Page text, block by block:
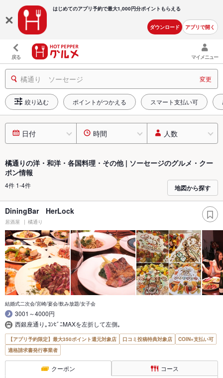
はじめてのアプリ予約で最大1,000円分ポイントもらえる
ダウンロード アプリで開く
戻る マイメニュー
橘通り ソーセージ 変更
絞り込む ポイントがつかえる スマート支払い可
日付 時間 人数
橘通りの洋・和洋・各国料理・その他 | ソーセージのグルメ・クー
ポン情報
4件 1-4件 地図から探す
DiningBar HerLock
居酒屋 橘通り
結婚式二次会/宮崎/宴会/飲み放題/女子会
3001～4000円
西銀座通り｡ｺﾝﾋﾞﾆMAXを左折して左側｡
【アプリ予約限定】最大350ポイント還元対象店 口コミ投稿特典対象店
COIN+支払い可
適格請求書発行事業者
クーポン コース